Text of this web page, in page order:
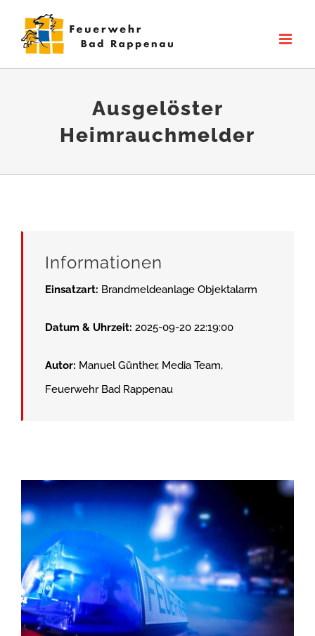
Inhalt
Ausgelöster
Heimrauchmelder
Informationen
Einsatzart: Brandmeldeanlage Objektalarm
Datum & Uhrzeit: 2025-09-20 22:19:00
Autor: Manuel Günther, Media Team,
Feuerwehr Bad Rappenau